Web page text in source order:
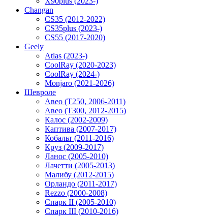
Changan
CS35 (2012-2022)
CS35plus (2023-)
CS55 (2017-2020)
Geely
Atlas (2023-)
CoolRay (2020-2023)
CoolRay (2024-)
Monjaro (2021-2026)
Шевроле
Авео (T250, 2006-2011)
Авео (T300, 2012-2015)
Калос (2002-2009)
Каптива (2007-2017)
Кобальт (2011-2016)
Круз (2009-2017)
Ланос (2005-2010)
Лачетти (2005-2013)
Малибу (2012-2015)
Орландо (2011-2017)
Rezzo (2000-2008)
Спарк II (2005-2010)
Спарк III (2010-2016)